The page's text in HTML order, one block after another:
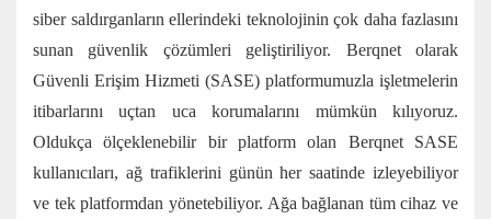
siber saldırganların ellerindeki teknolojinin çok daha fazlasını
sunan güvenlik çözümleri geliştiriliyor. Berqnet olarak
Güvenli Erişim Hizmeti (SASE) platformumuzla işletmelerin
itibarlarını uçtan uca korumalarını mümkün kılıyoruz.
Oldukça ölçeklenebilir bir platform olan Berqnet SASE
kullanıcıları, ağ trafiklerini günün her saatinde izleyebiliyor
ve tek platformdan yönetebiliyor. Ağa bağlanan tüm cihaz ve